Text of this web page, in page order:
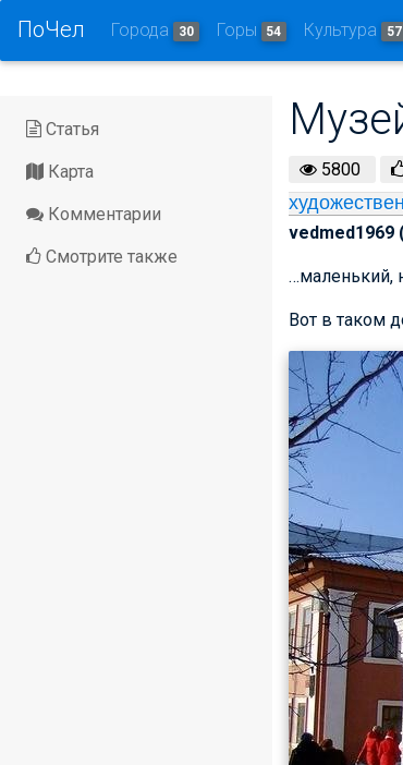
ПоЧел Города 30 Горы 54 Культура 57
Статья
Карта
Комментарии
Смотрите также
5800
vedmed1969
…маленький,
Вот в таком